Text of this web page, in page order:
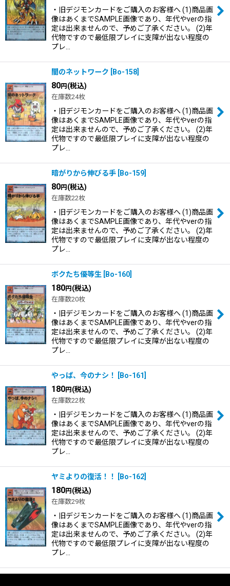
・旧デジモンカードをご購入のお客様へ (1)商品画
像はあくまでSAMPLE画像であり、年代やverの指
定は出来ませんので、予めご了承ください。 (2)年
代物ですので最低限プレイに支障が出ない程度の
プレ…
闇のネットワーク Bo-158
80円(税込)
在庫数24枚
・旧デジモンカードをご購入のお客様へ (1)商品画
像はあくまでSAMPLE画像であり、年代やverの指
定は出来ませんので、予めご了承ください。 (2)年
代物ですので最低限プレイに支障が出ない程度の
プレ…
暗がりから伸びる手 Bo-159
80円(税込)
在庫数22枚
・旧デジモンカードをご購入のお客様へ (1)商品画
像はあくまでSAMPLE画像であり、年代やverの指
定は出来ませんので、予めご了承ください。 (2)年
代物ですので最低限プレイに支障が出ない程度の
プレ…
ボクたち優等生 Bo-160
180円(税込)
在庫数20枚
・旧デジモンカードをご購入のお客様へ (1)商品画
像はあくまでSAMPLE画像であり、年代やverの指
定は出来ませんので、予めご了承ください。 (2)年
代物ですので最低限プレイに支障が出ない程度の
プレ…
やっぱ、今のナシ！ Bo-161
180円(税込)
在庫数22枚
・旧デジモンカードをご購入のお客様へ (1)商品画
像はあくまでSAMPLE画像であり、年代やverの指
定は出来ませんので、予めご了承ください。 (2)年
代物ですので最低限プレイに支障が出ない程度の
プレ…
ヤミよりの復活！！ Bo-162
180円(税込)
在庫数29枚
・旧デジモンカードをご購入のお客様へ (1)商品画
像はあくまでSAMPLE画像であり、年代やverの指
定は出来ませんので、予めご了承ください。 (2)年
代物ですので最低限プレイに支障が出ない程度の
プレ…